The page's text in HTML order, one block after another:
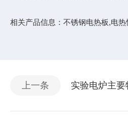
相关产品信息： 不锈钢电热板,电热
上一条 实验电炉主